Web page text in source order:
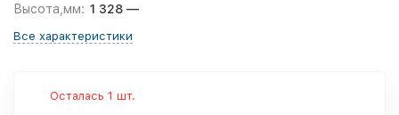
Высота,мм: 1 328 —
Все характеристики
Осталась 1 шт.